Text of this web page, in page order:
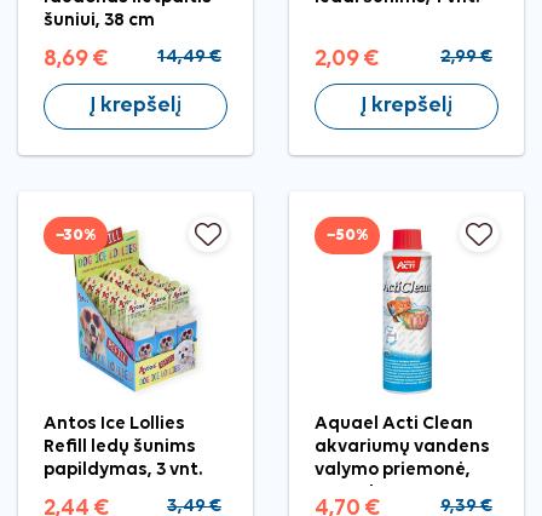
šuniui, 38 cm
8,69 € 14,49 €
Į krepšelį
2,09 € 2,99 €
Į krepšelį
−30%
Antos Ice Lollies
Refill ledų šunims
papildymas, 3 vnt.
2,44 € 3,49 €
−50%
Aquael Acti Clean
akvariumų vandens
valymo priemonė,
4,70 € 9,39 €